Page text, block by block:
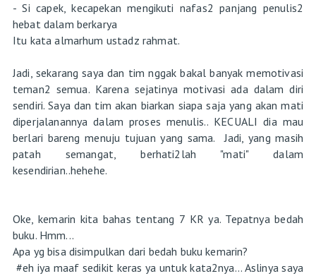
- Si capek, kecapekan mengikuti nafas2 panjang penulis2
hebat dalam berkarya
Itu kata almarhum ustadz rahmat.
Jadi, sekarang saya dan tim nggak bakal banyak memotivasi
teman2 semua. Karena sejatinya motivasi ada dalam diri
sendiri. Saya dan tim akan biarkan siapa saja yang akan mati
diperjalanannya dalam proses menulis.. KECUALI dia mau
berlari bareng menuju tujuan yang sama. Jadi, yang masih
patah semangat, berhati2lah "mati" dalam
kesendirian..hehehe.
Oke, kemarin kita bahas tentang 7 KR ya. Tepatnya bedah
buku. Hmm...
Apa yg bisa disimpulkan dari bedah buku kemarin?
#eh iya maaf sedikit keras ya untuk kata2nya... Aslinya saya